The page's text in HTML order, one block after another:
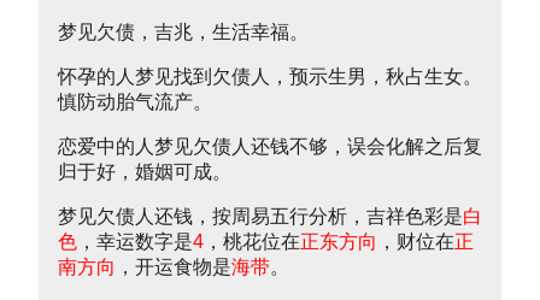
梦见欠债，吉兆，生活幸福。
怀孕的人梦见找到欠债人，预示生男，秋占生女。
慎防动胎气流产。
恋爱中的人梦见欠债人还钱不够，误会化解之后复
归于好，婚姻可成。
梦见欠债人还钱，按周易五行分析，吉祥色彩是白
色 ，幸运数字是4 ，桃花位在正东方向 ，财位在正
南方向 ，开运食物是海带。